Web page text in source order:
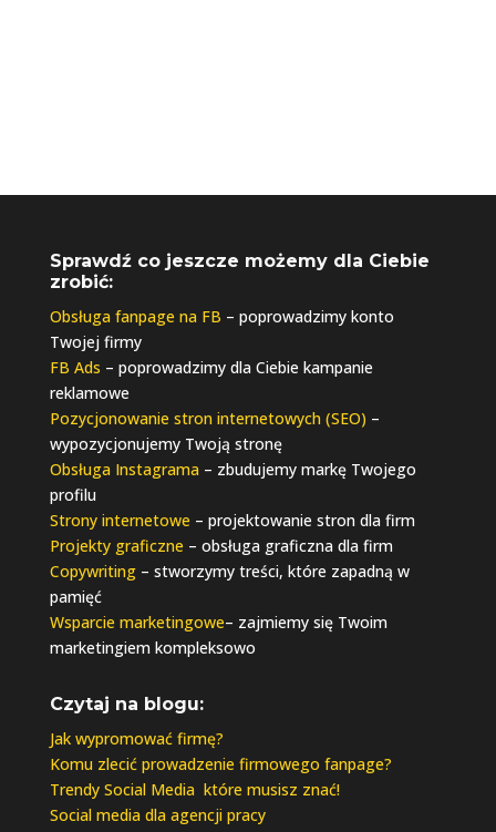
Sprawdź co jeszcze możemy dla Ciebie
zrobić:
Obsługa fanpage na FB – poprowadzimy konto
Twojej firmy
FB Ads – poprowadzimy dla Ciebie kampanie
reklamowe
Pozycjonowanie stron internetowych (SEO) –
wypozycjonujemy Twoją stronę
Obsługa Instagrama– zbudujemy markę Twojego
profilu
Strony internetowe – projektowanie stron dla firm
Projekty graficzne – obsługa graficzna dla firm
Copywriting– stworzymy treści, które zapadną w
pamięć
Wsparcie marketingowe– zajmiemy się Twoim
marketingiem kompleksowo
Czytaj na blogu:
Jak wypromować firmę?
Komu zlecić prowadzenie firmowego fanpage?
Trendy Social Media które musisz znać!
Social media dla agencji pracy